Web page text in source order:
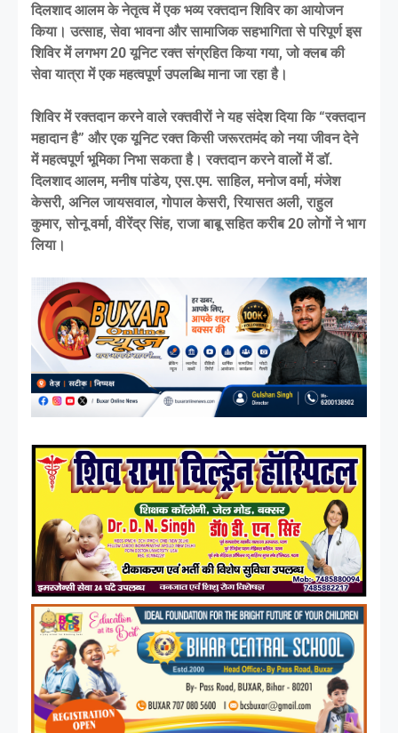
दिलशाद आलम के नेतृत्व में एक भव्य रक्तदान शिविर का आयोजन
किया। उत्साह, सेवा भावना और सामाजिक सहभागिता से परिपूर्ण इस
शिविर में लगभग 20 यूनिट रक्त संग्रहित किया गया, जो क्लब की
सेवा यात्रा में एक महत्वपूर्ण उपलब्धि माना जा रहा है।
शिविर में रक्तदान करने वाले रक्तवीरों ने यह संदेश दिया कि “रक्तदान
महादान है” और एक यूनिट रक्त किसी जरूरतमंद को नया जीवन देने
में महत्वपूर्ण भूमिका निभा सकता है। रक्तदान करने वालों में डॉ.
दिलशाद आलम, मनीष पांडेय, एस.एम. साहिल, मनोज वर्मा, मंजेश
केसरी, अनिल जायसवाल, गोपाल केसरी, रियासत अली, राहुल
कुमार, सोनू वर्मा, वीरेंद्र सिंह, राजा बाबू सहित करीब 20 लोगों ने भाग
लिया।